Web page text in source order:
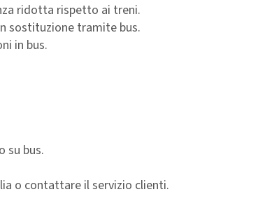
ridotta rispetto ai treni.
sostituzione tramite bus.
in bus.
su bus.
o contattare il servizio clienti.